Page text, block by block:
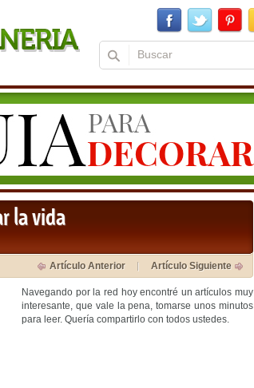
la vida
Artículo Anterior Artículo Siguiente
Navegando por la red hoy encontré un artículos muy
interesante, que vale la pena, tomarse unos minutos
para leer. Quería compartirlo con todos ustedes.